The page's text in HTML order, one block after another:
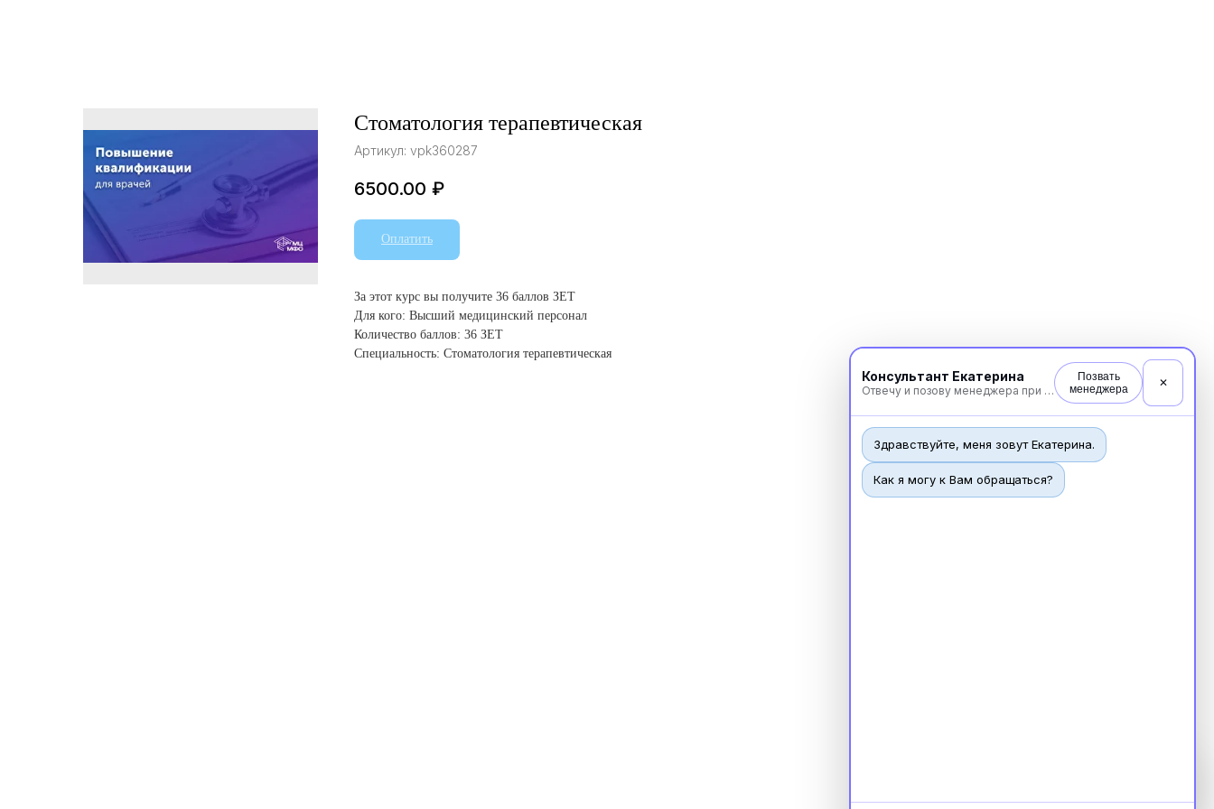
Консультант Екатерина
Отвечу и позову менеджера при необходимости
Позвать
менеджера
✕
Здравствуйте, меня зовут Екатерина.
Как я могу к Вам обращаться?
Стоматология терапевтическая
Артикул: vpk360287
6500.00 ₽
Оплатить
За этот курс вы получите 36 баллов ЗЕТ
Для кого: Высший медицинский персонал
Количество баллов: 36 ЗЕТ
Специальность: Стоматология терапевтическая